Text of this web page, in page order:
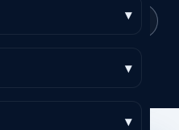
▾
▾
▾
Calculator preț 3D and AR